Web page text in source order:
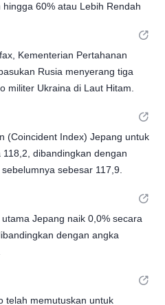
60% atau Lebih Rendah
Kementerian Pertahanan
Rusia menyerang tiga
militer Ukraina di Laut Hitam.
(Coincident Index) Jepang untuk
dibandingkan dengan
sebesar 117,9.
Jepang naik 0,0% secara
dengan angka
telah memutuskan untuk